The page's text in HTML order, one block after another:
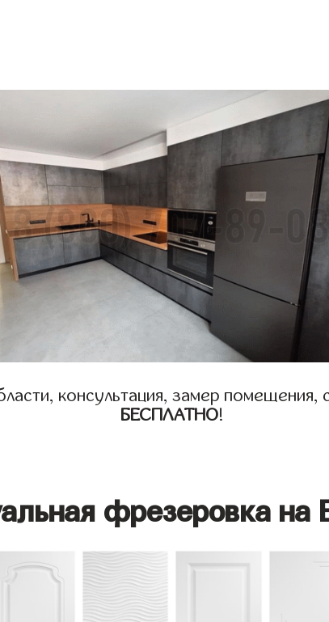
консультация, замер помещения,
БЕСПЛАТНО!
фрезеровка на